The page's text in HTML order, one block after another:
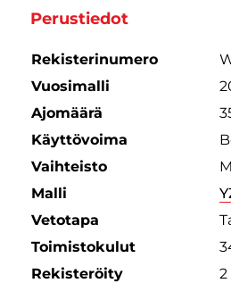
Perustiedot
Rekisterinumero
Vuosimalli
Ajomäärä
Käyttövoima
Vaihteisto
Malli
Vetotapa
Toimistokulut
Rekisteröity
2